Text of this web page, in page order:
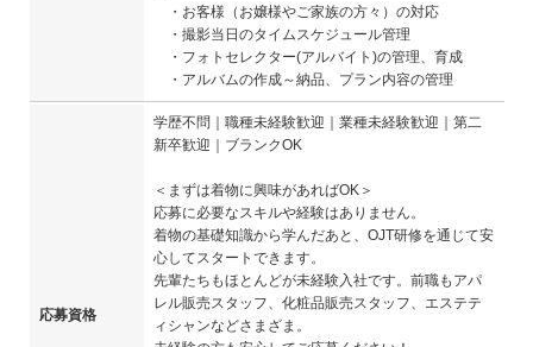
・お客様（お嬢様やご家族の方々）の対応
・撮影当日のタイムスケジュール管理
・フォトセレクター(アルバイト)の管理、育成
・アルバムの作成～納品、プラン内容の管理
応募資格
学歴不問｜職種未経験歓迎｜業種未経験歓迎｜第二
新卒歓迎｜ブランクOK
＜まずは着物に興味があればOK＞
応募に必要なスキルや経験はありません。
着物の基礎知識から学んだあと、OJT研修を通じて安
心してスタートできます。
先輩たちもほとんどが未経験入社です。前職もアパ
レル販売スタッフ、化粧品販売スタッフ、エステテ
ィシャンなどさまざま。